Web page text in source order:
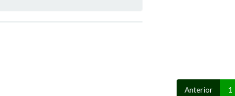
Anterior 1